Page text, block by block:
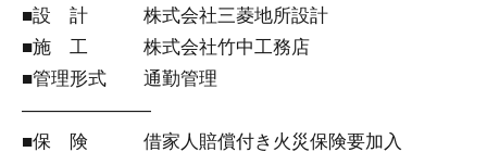
■設 計 株式会社三菱地所設計
■施 工 株式会社竹中工務店
■管理形式 通勤管理
―――――――
■保 険 借家人賠償付き火災保険要加入